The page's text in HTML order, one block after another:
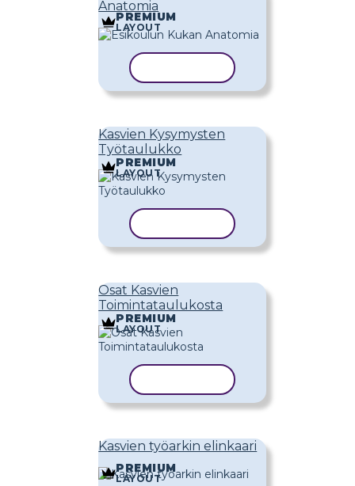
Anatomia
PREMIUM
LAYOUT
Kasvien Kysymysten
Työtaulukko
PREMIUM
LAYOUT
Osat Kasvien
Toimintataulukosta
PREMIUM
LAYOUT
Kasvien työarkin elinkaari
PREMIUM
LAYOUT